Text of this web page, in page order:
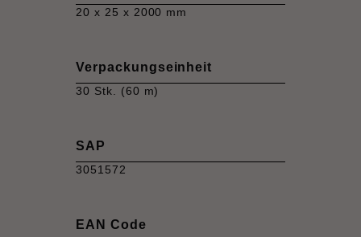
20 x 25 x 2000 mm
Verpackungseinheit
30 Stk. (60 m)
SAP
3051572
EAN Code